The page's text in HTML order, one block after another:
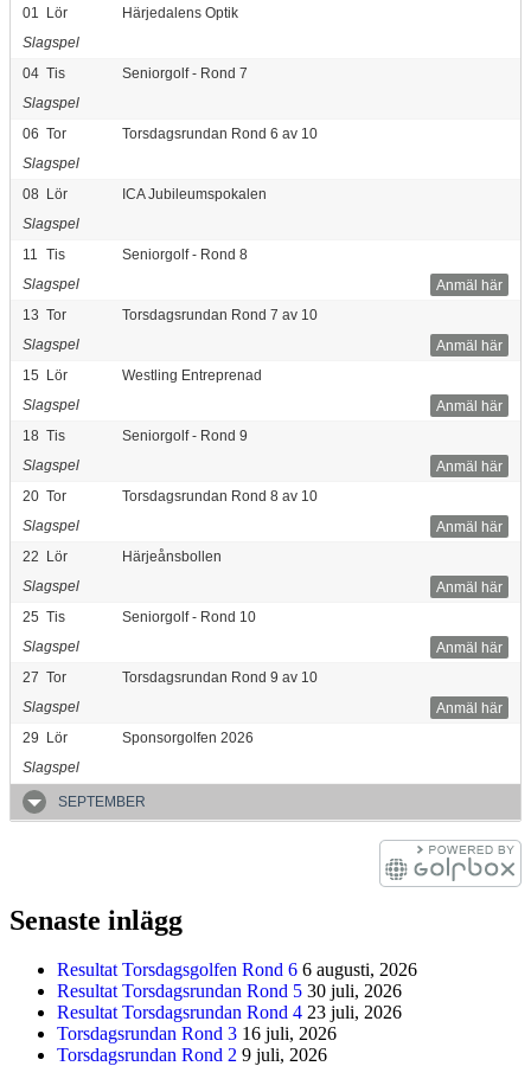
01 Lör
Härjedalens Optik
Slagspel
04 Tis
Seniorgolf - Rond 7
Slagspel
06 Tor
Torsdagsrundan Rond 6 av 10
Slagspel
08 Lör
ICA Jubileumspokalen
Slagspel
11
Tis
Seniorgolf - Rond 8
Anmäl här
Slagspel
13 Tor
Torsdagsrundan Rond 7 av 10
Anmäl här
Slagspel
15 Lör
Westling Entreprenad
Anmäl här
Slagspel
18 Tis
Seniorgolf - Rond 9
Anmäl här
Slagspel
20 Tor
Torsdagsrundan Rond 8 av 10
Anmäl här
Slagspel
22 Lör
Härjeånsbollen
Anmäl här
Slagspel
25 Tis
Seniorgolf - Rond 10
Anmäl här
Slagspel
27 Tor
Torsdagsrundan Rond 9 av 10
Anmäl här
Slagspel
29 Lör
Sponsorgolfen 2026
Slagspel
SEPTEMBER
Senaste inlägg
Resultat Torsdagsgolfen Rond 6 6 augusti, 2026
Resultat Torsdagsrundan Rond 5 30 juli, 2026
Resultat Torsdagsrundan Rond 4 23 juli, 2026
Torsdagsrundan Rond 3 16 juli, 2026
Torsdagsrundan Rond 2 9 juli, 2026